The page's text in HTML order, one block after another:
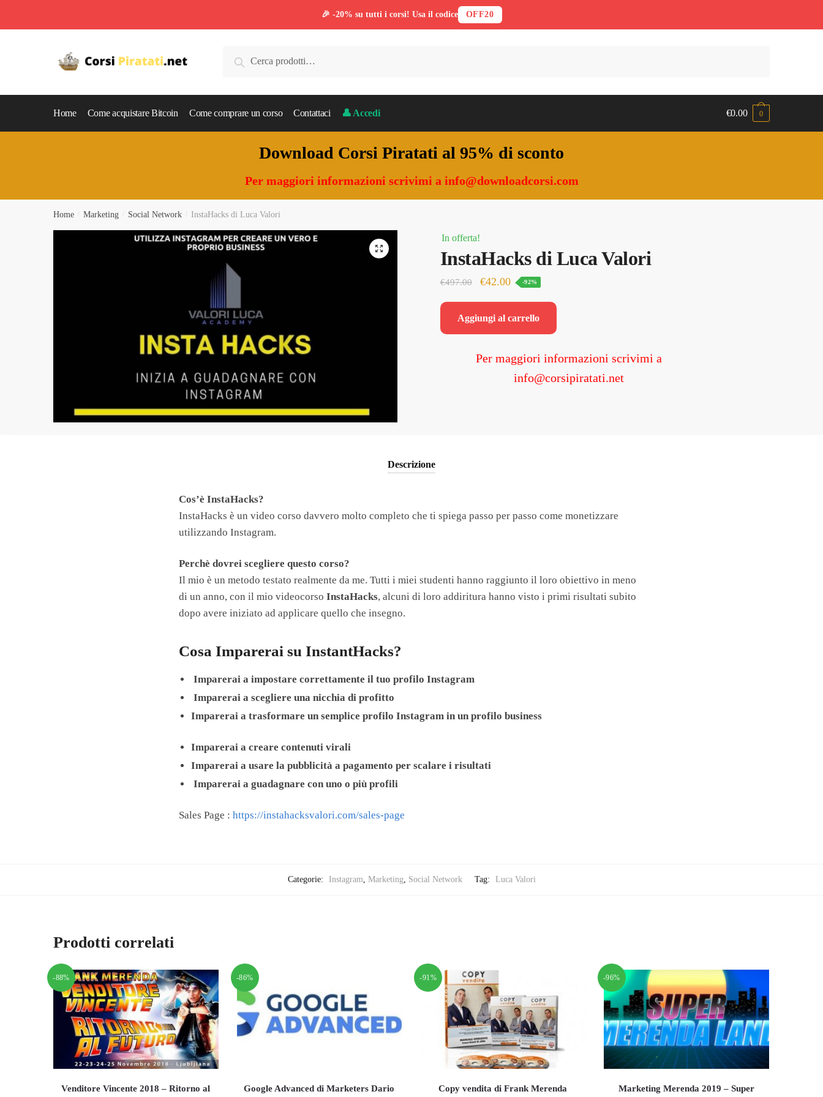
Cerca
Home Come acquistare Bitcoin Come comprare un corso Contattaci 👤 Accedi €0.00 0
Download Corsi Piratati al 95% di sconto
Per maggiori informazioni scrivimi a info@downloadcorsi.com
Home Marketing Social Network InstaHacks di Luca Valori
🔍
In offerta!
InstaHacks di Luca Valori
€497.00
Il
prezzo
originale
era:
€497.00.
€42.00Il
prezzo
attuale
è:
€42.00.
-92%
Aggiungi al carrello
Per maggiori informazioni scrivimi a
info@corsipiratati.net
Descrizione
Cos’è InstaHacks?
InstaHacks è un video corso davvero molto completo che ti spiega passo per passo come monetizzare
utilizzando Instagram.
Perchè dovrei scegliere questo corso?
Il mio è un metodo testato realmente da me. Tutti i miei studenti hanno raggiunto il loro obiettivo in meno
di un anno, con il mio videocorsoInstaHacks, alcuni di loro addiritura hanno visto i primi risultati subito
dopo avere iniziato ad applicare quello che insegno.
Cosa Imparerai su InstantHacks?
Imparerai a impostare correttamente il tuo profilo Instagram
​Imparerai a scegliere una nicchia di profitto
Imparerai a trasformare un semplice profilo Instagram in un profilo business
Imparerai acreare contenuti virali
Imparerai a usare la pubblicità a pagamento per scalare i risultati
​Imparerai a guadagnare con uno o più profili
Sales Page :https://instahacksvalori.com/sales-page
Categorie: Instagram, Marketing, Social Network Tag: Luca Valori
Prodotti correlati
-88%
Venditore Vincente 2018 – Ritorno al
-86%
Google Advanced di Marketers Dario
-91%
Copy vendita di Frank Merenda
-96%
Marketing Merenda 2019 – Super
🎉 -20% su tutti i corsi! Usa il codice OFF20